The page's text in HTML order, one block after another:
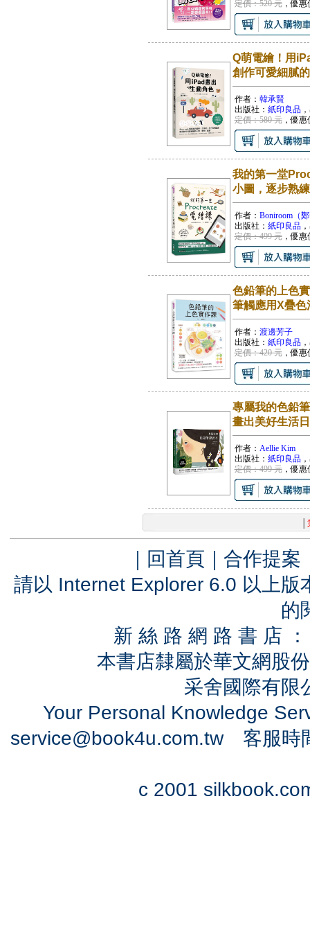
定價：520 元，優惠
Q萌電繪！用
創作可愛細膩
作者： 韓承賢
出版社： 紙印良品
定價：580 元，優惠
我的第一堂
小圖，逐步熟
作者： Boniroom（
出版社： 紙印良品
定價：499 元，優惠
色鉛筆的上色
筆觸應用X疊色
作者： 渡邊芳子
出版社： 紙印良品
定價：420 元，優惠
專屬我的色鉛
畫出美好生活
作者： Aellie Kim
出版社： 紙印良品
定價：499 元，優惠
｜ 回首頁 ｜ 合作提案
請以 Internet Explorer 6.0 以上
的
新 絲 路 網 路 書 店
本書店隸屬於華文網股
采舍國際有
Your Personal Knowledge
service@book4u.com.tw客服時
c 2001